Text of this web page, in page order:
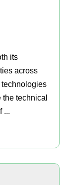
its
across
the technical
...